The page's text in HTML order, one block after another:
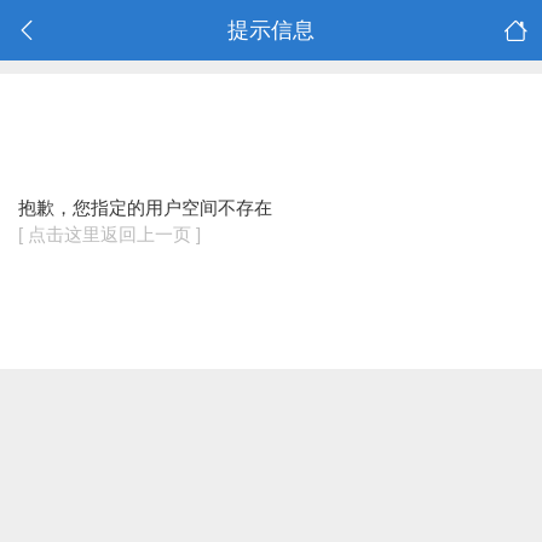
提示信息
抱歉，您指定的用户空间不存在
[ 点击这里返回上一页 ]